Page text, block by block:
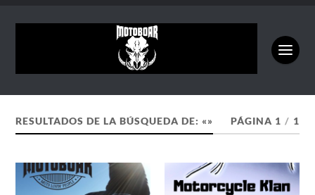
RESULTADOS DE LA BÚSQUEDA DE: «» PÁGINA 1 / 1